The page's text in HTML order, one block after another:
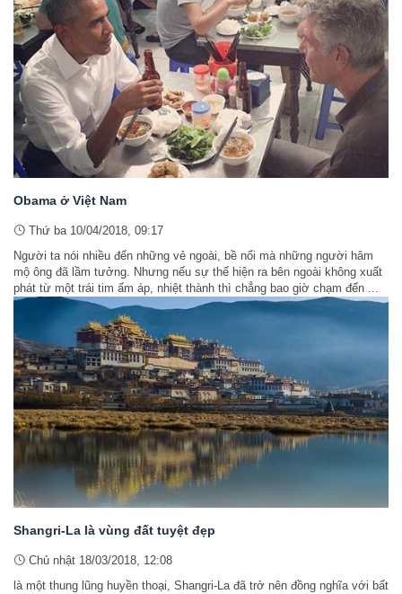
Obama ở Việt Nam
Thứ ba 10/04/2018, 09:17
Người ta nói nhiều đến những vẻ ngoài, bề nổi mà những người hâm
mộ ông đã lầm tưởng. Nhưng nếu sự thể hiện ra bên ngoài không xuất
phát từ một trái tim ấm áp, nhiệt thành thì chẳng bao giờ chạm đến ...
Shangri-La là vùng đất tuyệt đẹp
Chủ nhật 18/03/2018, 12:08
là một thung lũng huyền thoại, Shangri-La đã trở nên đồng nghĩa với bất